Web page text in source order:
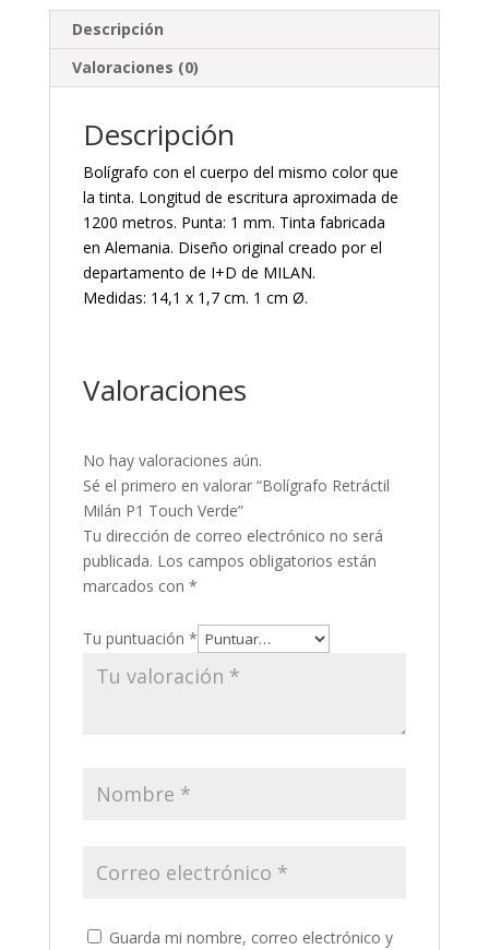
Descripción
Valoraciones (0)
Descripción
Bolígrafo con el cuerpo del mismo color que
la tinta. Longitud de escritura aproximada de
1200 metros. Punta: 1 mm. Tinta fabricada
en Alemania. Diseño original creado por el
departamento de I+D de MILAN.
Medidas: 14,1 x 1,7 cm. 1 cm Ø.
Valoraciones
No hay valoraciones aún.
Sé el primero en valorar “Bolígrafo Retráctil
Milán P1 Touch Verde”
Tu dirección de correo electrónico no será
publicada. Los campos obligatorios están
marcados con *
Tu puntuación *
Guarda mi nombre, correo electrónico y